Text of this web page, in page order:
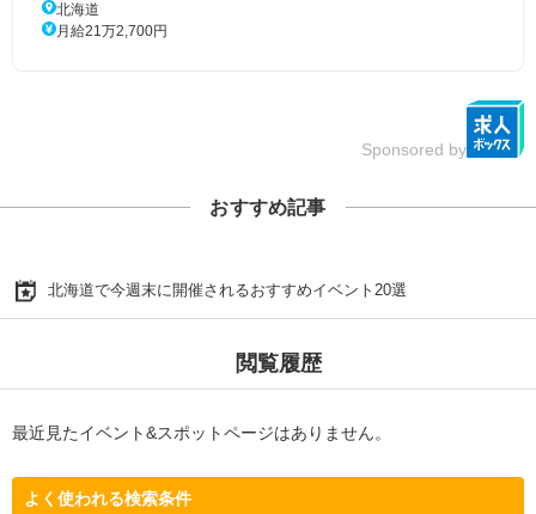
北海道
月給21万2,700円
Sponsored by
おすすめ記事
北海道で今週末に開催されるおすすめイベント20選
閲覧履歴
最近見たイベント&スポットページはありません。
よく使われる検索条件